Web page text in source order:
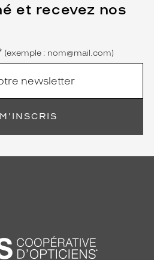
et recevez nos
(exemple : nom@mail.com)